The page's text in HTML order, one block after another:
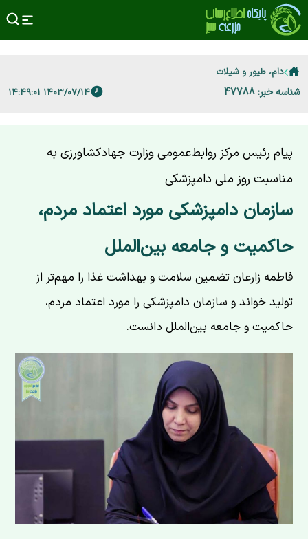
دام، طیور و شیلات
شناسه خبر: 47788 ۱۴۰۳/۰۷/۱۴ ۱۴:۴۹:۰۱
پیام رئیس مرکز روابط‌عمومی وزارت جهادکشاورزی به
مناسبت روز ملی دامپزشکی
سازمان دامپزشکی مورد اعتماد مردم،
حاکمیت و جامعه بین‌الملل
فاطمه زارعان تضمین سلامت و بهداشت غذا را مهم‌تر از
تولید خواند و سازمان دامپزشکی را مورد اعتماد مردم،
حاکمیت و جامعه بین‌الملل دانست.